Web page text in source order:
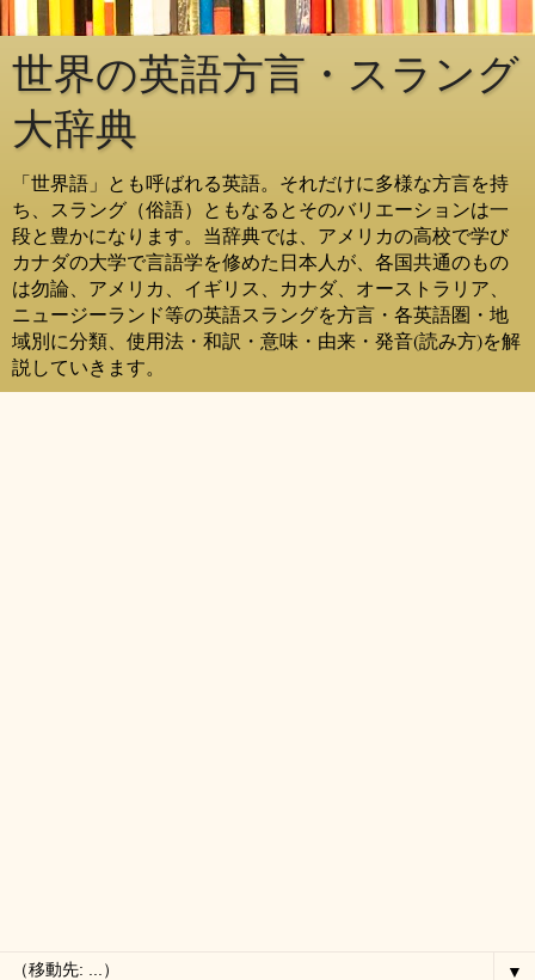
世界の英語方言・スラング
大辞典
「世界語」とも呼ばれる英語。それだけに多様な方言を持
ち、スラング（俗語）ともなるとそのバリエーションは一
段と豊かになります。当辞典では、アメリカの高校で学び
カナダの大学で言語学を修めた日本人が、各国共通のもの
は勿論、アメリカ、イギリス、カナダ、オーストラリア、
ニュージーランド等の英語スラングを方言・各英語圏・地
域別に分類、使用法・和訳・意味・由来・発音(読み方)を解
説していきます。
▼